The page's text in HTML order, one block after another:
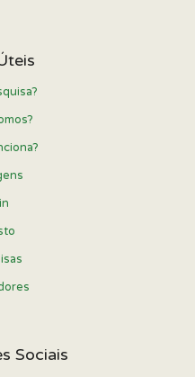
Sociais